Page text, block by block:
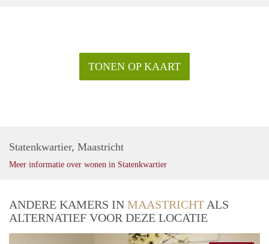
TONEN OP KAART
Statenkwartier, Maastricht
Meer informatie over wonen in Statenkwartier
ANDERE KAMERS IN MAASTRICHT ALS
ALTERNATIEF VOOR DEZE LOCATIE